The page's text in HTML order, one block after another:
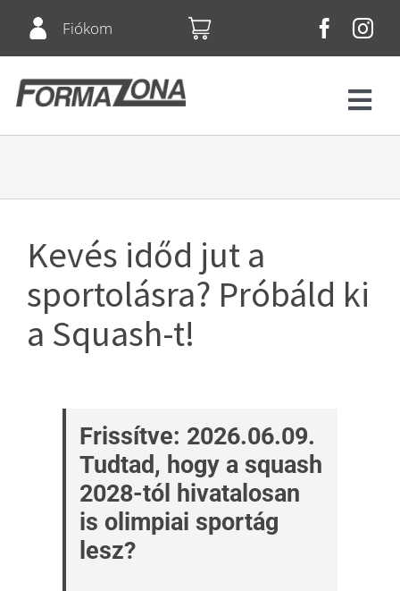
content
Fiókom
Csoportos órák
Squash
Kevés időd jut a
sportolásra? Próbáld ki
a Squash-t!
Frissítve: 2026.06.09.
Tudtad, hogy a squash
2028-tól hivatalosan
is olimpiai sportág
lesz?